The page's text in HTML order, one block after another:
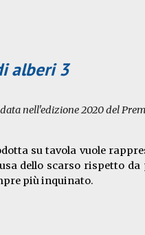
alberi 3
nell'edizione 2020 del
su tavola vuole
dello scarso rispetto
più inquinato.